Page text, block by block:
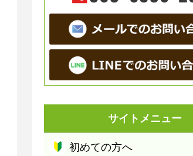
サイトメニュー
初めての方へ